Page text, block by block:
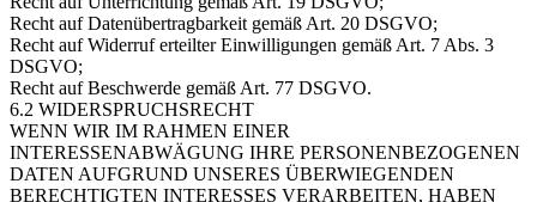
Recht auf Datenübertragbarkeit gemäß Art. 20 DSGVO;
Recht auf Widerruf erteilter Einwilligungen gemäß Art. 7 Abs. 3
DSGVO;
Recht auf Beschwerde gemäß Art. 77 DSGVO.
6.2 WIDERSPRUCHSRECHT
WENN WIR IM RAHMEN EINER
INTERESSENABWÄGUNG IHRE PERSONENBEZOGENEN
DATEN AUFGRUND UNSERES ÜBERWIEGENDEN
BERECHTIGTEN INTERESSES VERARBEITEN, HABEN